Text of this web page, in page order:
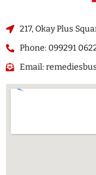
217, Okay Plus
Phone: 099291
Email: